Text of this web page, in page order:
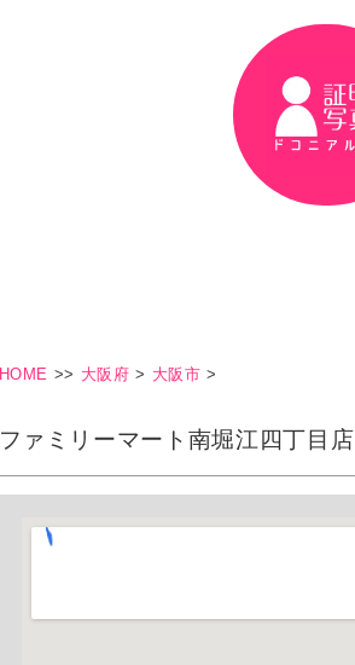
HOME >> 大阪府 > 大阪市 >
ファミリーマート南堀江四丁目店